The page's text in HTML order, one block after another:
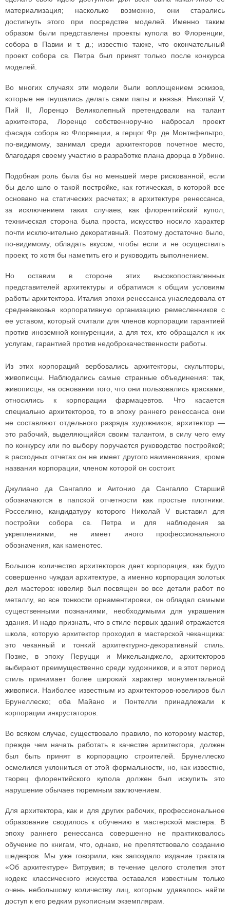
материализация; насколько возможно, они старались
достигнуть этого при посредстве моделей. Именно таким
образом были представлены проекты купола во Флоренции,
собора в Павии и т. д.; известно также, что окончательный
проект собора св. Петра был принят только после конкурса
моделей.
Во многих случаях эти модели были воплощением эскизов,
которые не гнушались делать сами папы и князья: Николай V,
Пий II, Лоренцо Великолепный претендовали на талант
архитектора, Лоренцо собственноручно набросал проект
фасада собора во Флоренции, а герцог Фр. де Монтефельтро,
по-видимому, занимал среди архитекторов почетное место,
благодаря своему участию в разработке плана дворца в Урбино.
Подобная роль была бы но меньшей мере рискованной, если
бы дело шло о такой постройке, как готическая, в которой все
основано на статических расчетах; в архитектуре ренессанса,
за исключением таких случаев, как флорентийский купол,
техническая сторона была проста, искусство носило характер
почти исключительно декоративный. Поэтому достаточно было,
по-видимому, обладать вкусом, чтобы если и не осуществить
проект, то хотя бы наметить его и руководить выполнением.
Но оставим в стороне этих высокопоставленных
представителей архитектуры и обратимся к общим условиям
работы архитектора. Италия эпохи ренессанса унаследовала от
средневековья корпоративную организацию ремесленников с
ее уставом, который считали для членов корпорации гарантией
против иноземной конкуренции, а для тех, кто обращался к их
услугам, гарантией против недоброкачественности работы.
Из этих корпораций вербовались архитекторы, скульпторы,
живописцы. Наблюдались самые странные объединения: так,
живописцы, на основании того, что они пользовались красками,
относились к корпорации фармацевтов. Что касается
специально архитекторов, то в эпоху раннего ренессанса они
не составляют отдельного разряда художников; архитектор —
это рабочий, выделяющийся своим талантом, в силу чего ему
по конкурсу или по выбору поручается руководство постройкой;
в расходных отчетах он не имеет другого наименования, кроме
названия корпорации, членом которой он состоит.
Джулиано да Сангапло и Аитонио да Сангалло Старший
обозначаются в папской отчетности как простые плотники.
Росселино, кандидатуру которого Николай V выставил для
постройки собора св. Петра и для наблюдения за
укреплениями, не имеет иного профессионального
обозначения, как каменотес.
Большое количество архитекторов дает корпорация, как будто
совершенно чуждая архитектуре, а именно корпорация золотых
дел мастеров: ювелир был посвящен во все детали работ по
металлу, во все тонкости орнаментировки, он обладал самыми
существенными познаниями, необходимыми для украшения
здания. И надо признать, что в стиле первых зданий отражается
школа, которую архитектор проходил в мастерской чеканщика:
это чеканный и тонкий архитектурно-декоративный стиль.
Позже, в эпоху Перуцци и Микельанджело, архитекторов
выбирают преимущественно среди художников, и в этот период
стиль принимает более широкий характер монументальной
живописи. Наиболее известным из архитекторов-ювелиров был
Брунеллеско; оба Майано и Понтелли принадлежали к
корпорации инкрустаторов.
Во всяком случае, существовало правило, по которому мастер,
прежде чем начать работать в качестве архитектора, должен
был быть принят в корпорацию строителей. Брунеллеско
осмелился уклониться от этой формальности, но, как известно,
творец флорентийского купола должен был искупить это
нарушение обычаев тюремным заключением.
Для архитектора, как и для других рабочих, профессиональное
образование сводилось к обучению в мастерской мастера. В
эпоху раннего ренессанса совершенно не практиковалось
обучение по книгам, что, однако, не препятствовало созданию
шедевров. Мы уже говорили, как запоздало издание трактата
«Об архитектуре» Витрувия; в течение целого столетия этот
кодекс классического искусства оставался известным только
очень небольшому количеству лиц, которым удавалось найти
доступ к его редким рукописным экземплярам.